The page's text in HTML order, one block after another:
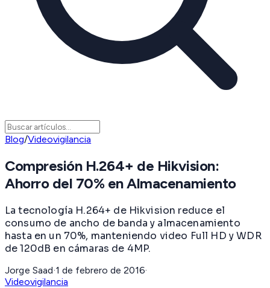
Blog/Videovigilancia
Compresión H.264+ de Hikvision:
Ahorro del 70% en Almacenamiento
La tecnología H.264+ de Hikvision reduce el
consumo de ancho de banda y almacenamiento
hasta en un 70%, manteniendo video Full HD y WDR
de 120dB en cámaras de 4MP.
Jorge Saad·1 de febrero de 2016·
Videovigilancia